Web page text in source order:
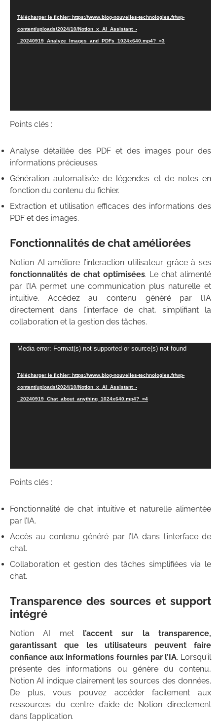
Télécharger le fichier: https://www.blog-nouvelles-technologies.fr/wp-
content/uploads/2024/10/Notion_x_AI_Assistant_-
_20240919_Analyze_Images_and_PDFs_1024x640.mp4?_=3
Points clés :
Analyse détaillée des PDF et des images pour des
informations précieuses.
Génération automatisée de légendes et de notes en
fonction du contenu du fichier.
Extraction et utilisation efficaces des informations des
PDF et des images.
Fonctionnalités de chat améliorées
Notion AI améliore l’interaction utilisateur grâce à ses
fonctionnalités de chat optimisées. Le chat alimenté
par l’IA permet une communication plus naturelle et
intuitive. Accédez au contenu généré par l’IA
directement dans l’interface de chat, simplifiant la
collaboration et la gestion des tâches.
Lecteur
Media error: Format(s) not supported or source(s) not found
Télécharger le fichier: https://www.blog-nouvelles-technologies.fr/wp-
content/uploads/2024/10/Notion_x_AI_Assistant_-
_20240919_Chat_about_anything_1024x640.mp4?_=4
Points clés :
Fonctionnalité de chat intuitive et naturelle alimentée
par l’IA.
Accès au contenu généré par l’IA dans l’interface de
chat.
Collaboration et gestion des tâches simplifiées via le
chat.
Transparence des sources et support
intégré
Notion AI met l’accent sur la transparence,
garantissant que les utilisateurs peuvent faire
confiance aux informations fournies par l’IA. Lorsqu’il
présente des informations ou génère du contenu,
Notion AI indique clairement les sources des données.
De plus, vous pouvez accéder facilement aux
ressources du centre d’aide de Notion directement
dans l’application.